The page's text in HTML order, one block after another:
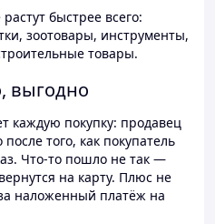
быстрее всего:
зоотовары, инструменты,
товары.
выгодно
каждую покупку: продавец
того, как покупатель
Что-то пошло не так —
на карту. Плюс не
наложенный платёж на